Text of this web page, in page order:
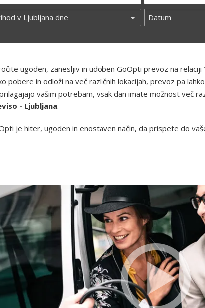
ugoden, zanesljiv in udoben GoOpti prevoz na relaciji
pobere in odloži na več različnih lokacijah, prevoz pa
vašim potrebam, vsak dan imate možnost več
- Ljubljana.
je hiter, ugoden in enostaven način, da prispete do